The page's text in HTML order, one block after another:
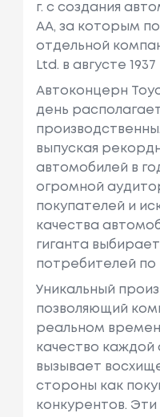
г. с создания
AA, за которым
отдельной
Ltd. в августе 1937
Автоконцерн
день
выпуская
автомобилей в
огромной
покупателей и
качества
гиганта
потребителей по
Уникальный
позволяющий
реальном
качество каждой
вызывает
стороны как
конкурентов.